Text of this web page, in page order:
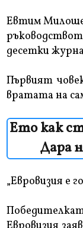
Евтим
десетки
Първият
вратата на
Ето как
Дара
„Евровизия е